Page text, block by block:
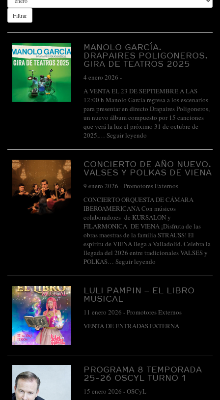
Filtrar
MANOLO GARCÍA.
DRAPAIRES POLIGONEROS.
GIRA DE TEATROS 2025
4 enero 2026 -
A VENTA EL 23 DE SEPTIEMBRE A LAS
12:00 h Manolo García regresa a los escenarios
para presentar en directo Drapaires Poligoneros,
un nuevo álbum compuesto por 15 canciones
que verá la luz el próximo 31 de octubre de
2025,… Seguir leyendo
CONCIERTO DE AÑO NUEVO.
VALSES Y POLKAS DE VIENA
9 enero 2026 -Promotores Externos
CONCIERTO ORQUESTA DE CÁMARA
IBEROAMERICANA Con músicos
colaboradores de KURSALON y
FILARMONICA DE VIENA ¡Disfruta de las
obras maestras de la familia STRAUSS! El
espíritu de VIENA llega a Valladolid. Celebra la
llegada del 2026 entre tradicionales VALSES y
POLKAS… Seguir leyendo
LULI PAMPIN – EL LIBRO
MUSICAL
11 enero 2026 -Promotores Externos
VENTA DE ENTRADAS EXTERNA
PROGRAMA 8 TEMPORADA
25-26 OSCYL TURNO 1
15 enero 2026 -OSCyL